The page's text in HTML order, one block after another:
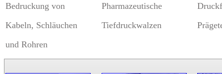
Bedruckung von
Kabeln, Schläuchen
und Rohren
Pharmazeutische
Tiefdruckwalzen